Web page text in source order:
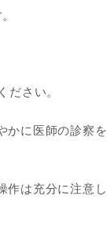
ださい。
かに医師の診察を
作は充分に注意し